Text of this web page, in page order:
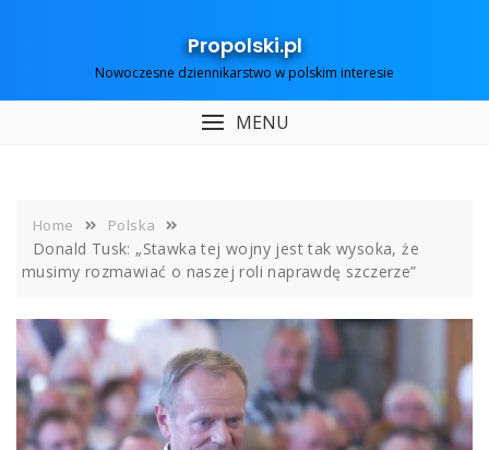
Propolski.pl
Nowoczesne dziennikarstwo w polskim interesie
MENU
Home Polska
Donald Tusk: „Stawka tej wojny jest tak wysoka, że
musimy rozmawiać o naszej roli naprawdę szczerze”